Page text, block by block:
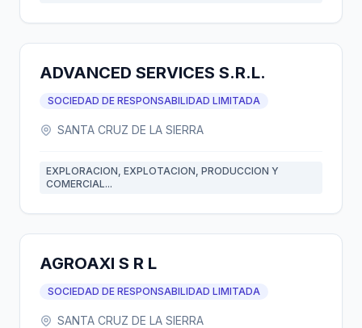
ADVANCED SERVICES S.R.L.
SOCIEDAD DE RESPONSABILIDAD LIMITADA
SANTA CRUZ DE LA SIERRA
EXPLORACION, EXPLOTACION, PRODUCCION Y
COMERCIAL...
AGROAXI S R L
SOCIEDAD DE RESPONSABILIDAD LIMITADA
SANTA CRUZ DE LA SIERRA